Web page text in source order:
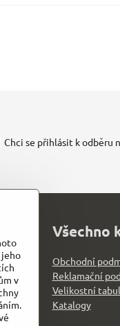
Chci se přihlásit k odběru
Všechno
Obchodní
Reklamační
Velikostní
Katalogy
jeho
v